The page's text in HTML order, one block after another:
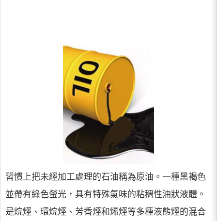
習慣上把未經加工處理的石油稱為原油。一種黑褐色
並帶有綠色螢光，具有特殊氣味的粘稠性油狀液體。
是烷烴、環烷烴、芳香烴和烯烴等多種液態烴的混合